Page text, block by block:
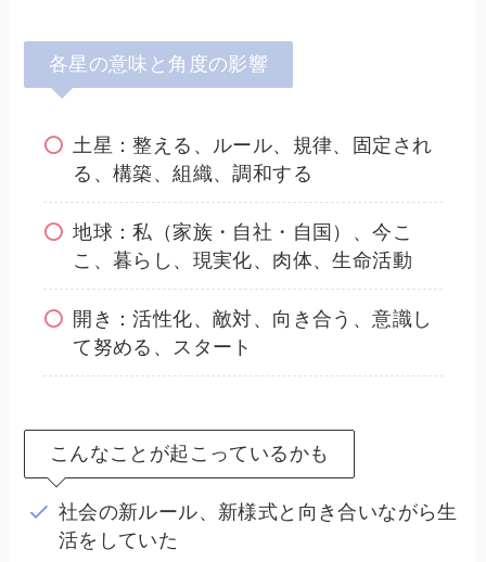
各星の意味と角度の影響
土星：整える、ルール、規律、固定され
る、構築、組織、調和する
地球：私（家族・自社・自国）、今こ
こ、暮らし、現実化、肉体、生命活動
開き：活性化、敵対、向き合う、意識し
て努める、スタート
こんなことが起こっているかも
社会の新ルール、新様式と向き合いながら生
活をしていた